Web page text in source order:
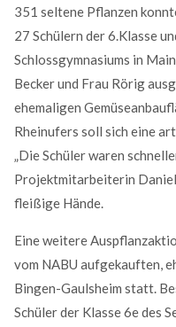
351 seltene Pflanzen
27 Schülern der 6.Klasse
Schlossgymnasiums in
Becker und Frau Rörig
ehemaligen
Rheinufers soll sich eine
„Die Schüler waren
Projektmitarbeiterin
fleißige Hände.
Eine weitere
vom NABU aufgekauften,
Bingen-Gaulsheim statt.
Schüler der Klasse 6e des
Lorem ipsum dolor sit
elit. Aenean